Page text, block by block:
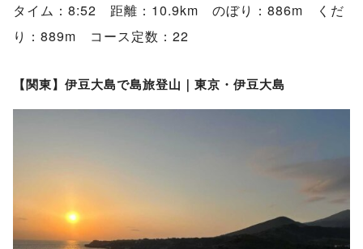
タイム：8:52 距離：10.9km のぼり：886m くだ
り：889m コース定数：22
【関東】伊豆大島で島旅登山｜東京・伊豆大島